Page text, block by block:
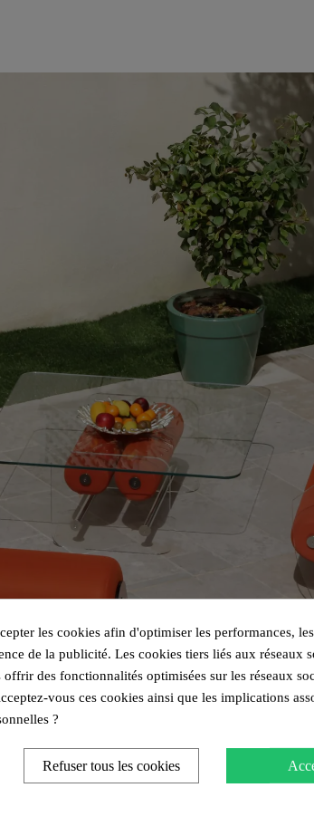
les cookies afin d'optimiser les performances,
de la publicité. Les cookies tiers liés aux réseaux
des fonctionnalités optimisées sur les réseaux
vous ces cookies ainsi que les implications
?
Refuser tous les cookies